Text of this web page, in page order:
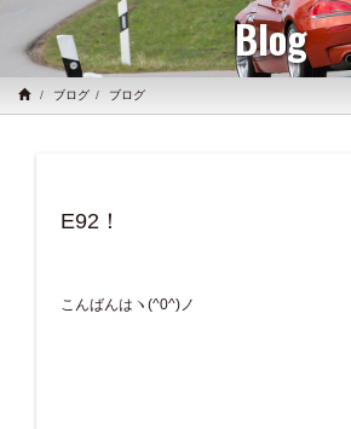
Blog
ブログ ブログ
E92！
こんばんはヽ(^0^)ノ